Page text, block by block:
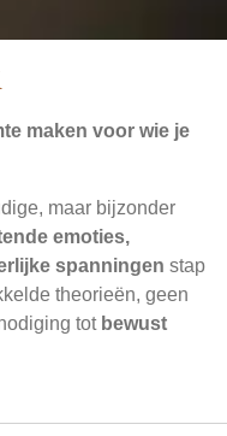
maken voor wie je
maar bijzonder
emoties,
spanningen stap
theorieën, geen
tot bewust